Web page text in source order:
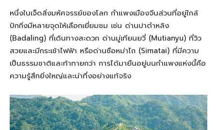
หนึ่งในเจ็ดสิ่งมหัศจรรย์ของโลก กำแพงเมืองจีนส่วนที่อยู่ใกล้
ปักกิ่งมีหลายจุดให้เลือกเยี่ยมชม เช่น ด่านปาต๋าหลิง
(Badaling) ที่เดินทางสะดวก ด่านมู่เทียนยวี่ (Mutianyu) ที่วิว
สวยและมีกระเช้าไฟฟ้า หรือด่านซือหม่าไถ (Simatai) ที่มีความ
เป็นธรรมชาติและท้าทายกว่า การได้มายืนอยู่บนกำแพงแห่งนี้คือ
ความรู้สึกยิ่งใหญ่และน่าทึ่งอย่างแท้จริง